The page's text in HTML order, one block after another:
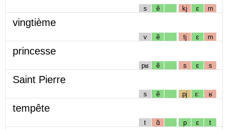
s ẽ kj ɛ m
vingtième
v ẽ tj ɛ m
princesse
pʁ ẽ s ɛ s
Saint Pierre
s ẽ pj ɛː ʁ
tempête
t ɑ̃ p ɛ t